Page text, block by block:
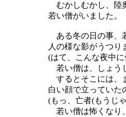
むかしむかし、陸
若い僧がいました。
ある冬の日の事、
人の様な影がうつり
(はて、こんな夜中
若い僧は、しょう
するとそこには、
白い顔で立っていた
(もっ、亡者(もうじ
若い僧は怖くなり